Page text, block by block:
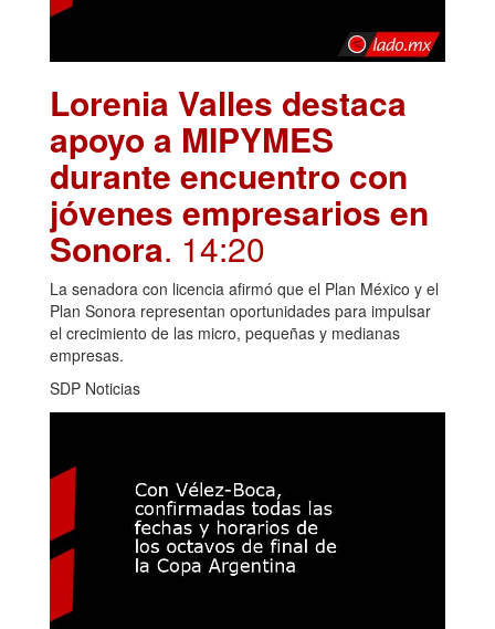
Lorenia Valles destaca
apoyo a MIPYMES
durante encuentro con
jóvenes empresarios en
Sonora. 14:20
La senadora con licencia afirmó que el Plan México y el
Plan Sonora representan oportunidades para impulsar
el crecimiento de las micro, pequeñas y medianas
empresas.
SDP Noticias